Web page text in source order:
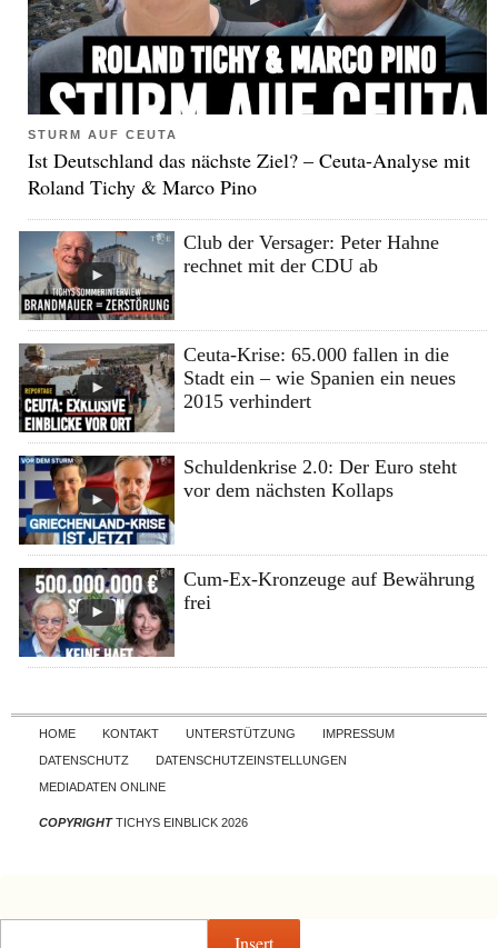
STURM AUF CEUTA
Ist Deutschland das nächste Ziel? – Ceuta-Analyse mit
Roland Tichy & Marco Pino
Club der Versager: Peter Hahne
rechnet mit der CDU ab
Ceuta-Krise: 65.000 fallen in die
Stadt ein – wie Spanien ein neues
2015 verhindert
Schuldenkrise 2.0: Der Euro steht
vor dem nächsten Kollaps
Cum-Ex-Kronzeuge auf Bewährung
frei
Skip to content
HOME KONTAKT UNTERSTÜTZUNG
IMPRESSUM
DATENSCHUTZ
DATENSCHUTZEINSTELLUNGEN
MEDIADATEN ONLINE
COPYRIGHTTICHYS EINBLICK 2026
Insert